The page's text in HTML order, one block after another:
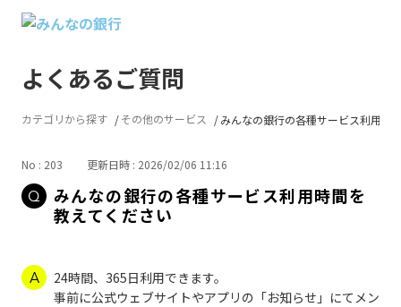
よくあるご質問
カテゴリから探す その他のサービス みんなの銀行の各種サービス利用時
No : 203 更新日時 : 2026/02/06 11:16
みんなの銀行の各種サービス利用時間を
教えてください
24時間、365日利用できます。
事前に公式ウェブサイトやアプリの「お知らせ」にてメン